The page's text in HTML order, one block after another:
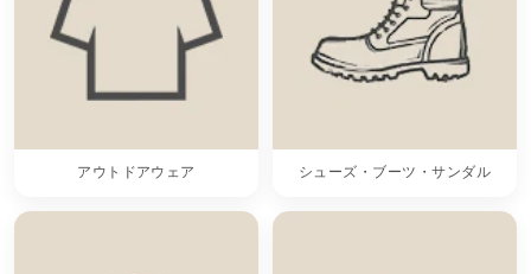
アウトドアウェア シューズ・ブーツ・サンダル